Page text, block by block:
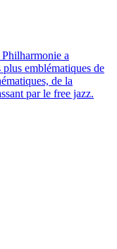
a
emblématiques de
de la
par le free jazz.